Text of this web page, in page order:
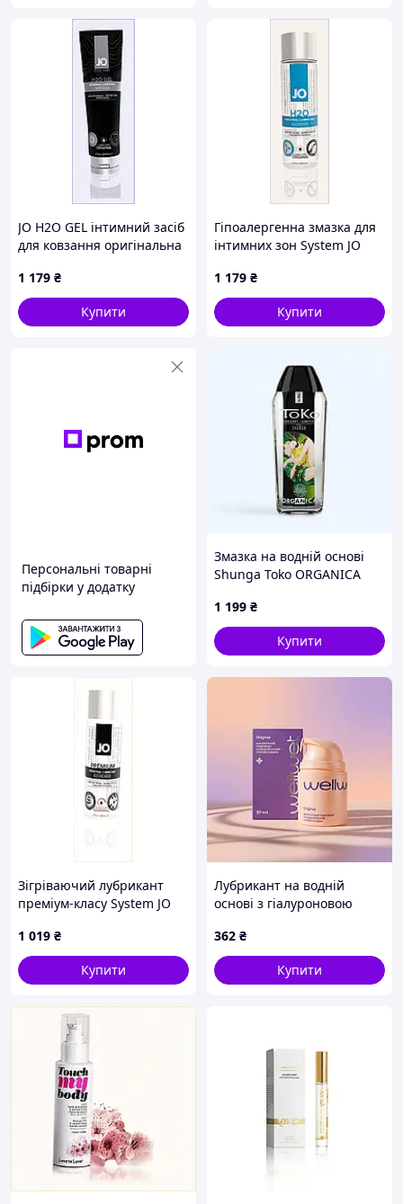
JO H2O GEL інтимний засіб
для ковзання оригінальна
1 179 ₴
Купити
Гіпоалергенна змазка для
інтимних зон System JO
1 179 ₴
Купити
Персональні товарні
підбірки у додатку
Змазка на водній основі
Shunga Toko ORGANICA
без парабенів
1 199 ₴
Купити
Зігріваючий лубрикант
преміум-класу System JO
1 019 ₴
Купити
Лубрикант на водній
основі з гіалуроновою
WellWet Original 30 мл
AllInOne
362 ₴
Купити